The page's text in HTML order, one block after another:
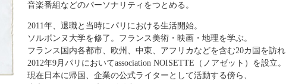
音楽番組などのパーソナリティをつとめる。
2011年、退職と当時にパリにおける生活開始。
ソルボンヌ大学を修了。フランス美術・映画・地理を学ぶ。
フランス国内各都市、欧州、中東、アフリカなどを含む20カ国を訪れ
2012年9月パリにおいてassociation NOISETTE（ノアゼット） を設立。
現在日本に帰国、企業の公式ライターとして活動する傍ら、